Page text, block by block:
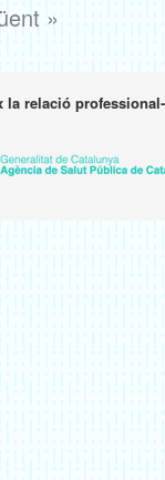
»
relació